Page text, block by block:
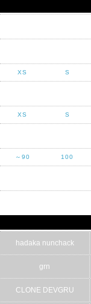
XS S
XS S
～90 100
hadaka nunchack
grn
CLONE DEVGRU